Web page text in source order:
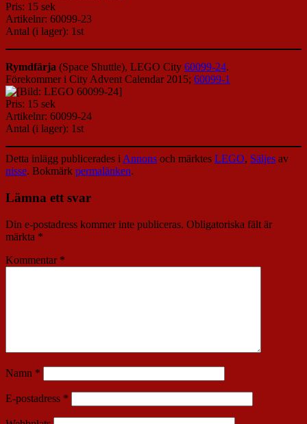
Pris: 15 sek
Artikelnr: 60099-23
Antal (i lager): 1st
Rymdfärja (Space Shuttle), LEGO City 60099-24.
Förekommer i City Advent Calendar 2015; 60099-1
Pris: 15 sek
Artikelnr: 60099-24
Antal (i lager): 1st
Detta inlägg publicerades iAnnons och märktes LEGO, Säljes av
nisse. Bokmärk permalänken.
Lämna ett svar
Din e-postadress kommer inte publiceras. Obligatoriska fält är
märkta *
Kommentar *
Namn *
E-postadress *